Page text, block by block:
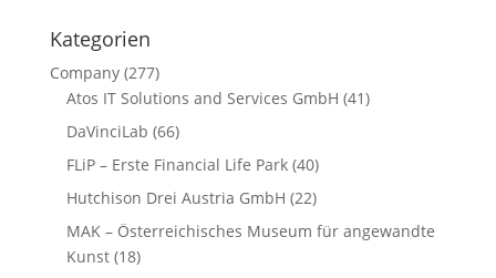
Kategorien
Company(277)
Atos IT Solutions and Services GmbH (41)
DaVinciLab (66)
FLiP – Erste Financial Life Park(40)
Hutchison Drei Austria GmbH (22)
MAK – Österreichisches Museum für angewandte
Kunst(18)